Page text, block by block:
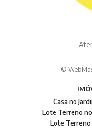
©
Casa no
Lote Terreno no
Lote Terreno